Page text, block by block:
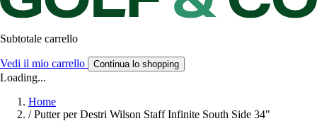
Subtotale carrello
Vedi il mio carrello Continua lo shopping
Loading...
Home
/ Putter per Destri Wilson Staff Infinite South Side 34"